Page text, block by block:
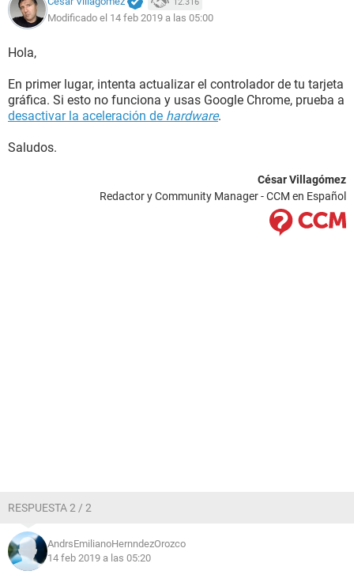
Modificado el 14 feb 2019 a las 05:00
Hola,
En primer lugar, intenta actualizar el controlador de tu tarjeta
gráfica. Si esto no funciona y usas Google Chrome, prueba a
desactivar la aceleración de hardware.
Saludos.
César Villagómez
Redactor y Community Manager - CCM en Español
RESPUESTA 2 / 2
AndrsEmilianoHernndezOrozco
14 feb 2019 a las 05:20